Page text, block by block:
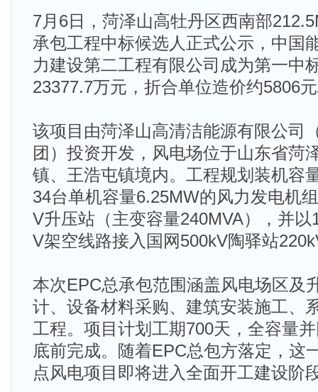
7月6日，菏泽山高牡丹区西南部
承包工程中标候选人正式公示，中国
力建设第二工程有限公司成为第一中
23377.7万元，折合单位造价约5806
该项目由菏泽山高清洁能源有限公司
团）投资开发，风电场位于山东省菏
镇、王浩屯镇境内。工程规划装机容
34台单机容量6.25MW的风力发电机
V升压站（主变容量240MVA），并
V架空线路接入国网500kV陶驿站
本次EPC总承包范围涵盖风电场区及
计、设备材料采购、建筑安装施工、
工程。项目计划工期700天，全容量
底前完成。随着EPC总包方落定，这
点风电项目即将进入全面开工建设阶